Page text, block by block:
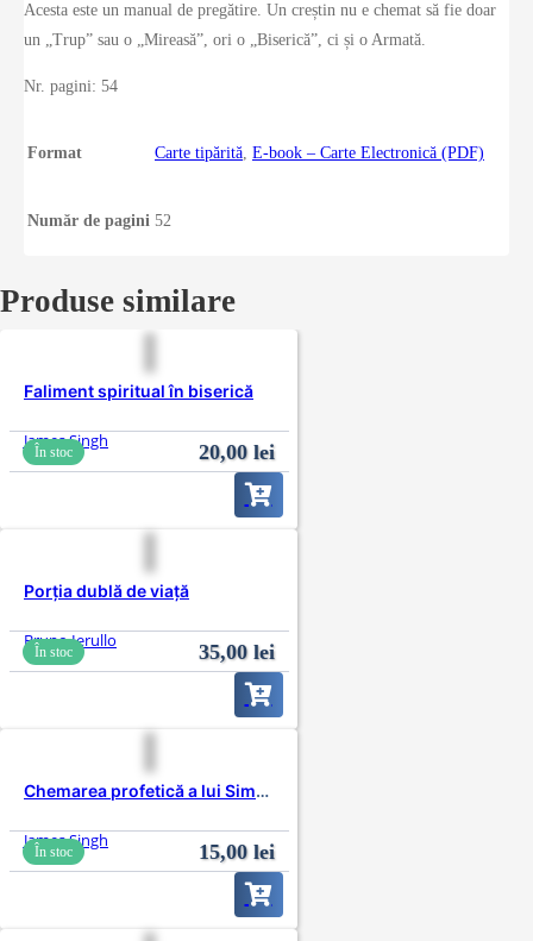
Acesta este un manual de pregătire. Un creștin nu e chemat să fie doar
un „Trup” sau o „Mireasă”, ori o „Biserică”, ci și o Armată.
Nr. pagini: 54
Format Carte tipărită, E-book – Carte Electronică (PDF)
Număr de pagini 52
Produse similare
Faliment spiritual în biserică
James Singh
În stoc 20,00 lei
Porția dublă de viață
Bruno Ierullo
În stoc 35,00 lei
Chemarea profetică a lui Simeon
James Singh
În stoc 15,00 lei